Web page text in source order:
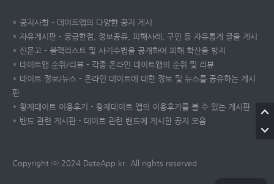
* 공지사항 - 데이트앱의 다양한 공지 게시
* 자유게시판 - 궁금한점, 정보공유, 피해사례, 구인 등 자유롭게 글을 게시
* 신문고 - 블랙리스트 및 사기수법을 공개하여 피해 확산을 방지
* 데이트앱 순위/리뷰 - 각종 온라인 데이트앱의 순위 및 리뷰
* 데이트 정보/뉴스 - 온라인 데이트에 대한 정보 및 뉴스를 공유하는 게시
판
* 황제데이트 이용후기 - 황제데이트 앱의 이용후기를 볼 수 있는 게시판
* 밴드 관련 게시판 - 데이트 관련 밴드에 게시한 공지 모음
Copyright ⓒ 2024 DateApp.kr. All rights reserved